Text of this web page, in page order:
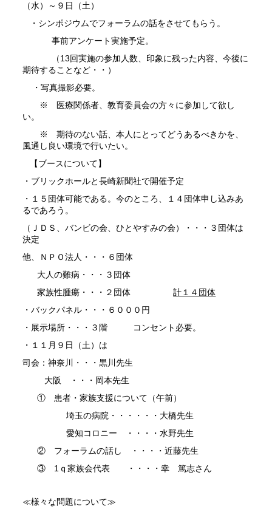
（水）～９日（土）
・シンポジウムでフォーラムの話をさせてもらう。
事前アンケート実施予定。
（13回実施の参加人数、印象に残った内容、今後に
期待することなど・・）
・写真撮影必要。
※ 医療関係者、教育委員会の方々に参加して欲し
い。
※ 期待のない話、本人にとってどうあるべきかを、
風通し良い環境で行いたい。
【ブースについて】
・ブリックホールと長崎新聞社で開催予定
・１５団体可能である。今のところ、１４団体申し込みあ
るであろう。
（ＪＤＳ、バンビの会、ひとやすみの会）・・・３団体は
決定
他、ＮＰＯ法人・・・６団体
大人の難病・・・３団体
家族性腫瘍・・・２団体計１４団体
・バックパネル・・・６０００円
・展示場所・・・３階 コンセント必要。
・１１月９日（土）は
司会：神奈川・・・黒川先生
大阪 ・・・岡本先生
① 患者・家族支援について（午前）
埼玉の病院・・・・・・大橋先生
愛知コロニー ・・・・水野先生
② フォーラムの話し ・・・・近藤先生
③ 1ｑ家族会代表 ・・・・幸 篤志さん
≪様々な問題について≫